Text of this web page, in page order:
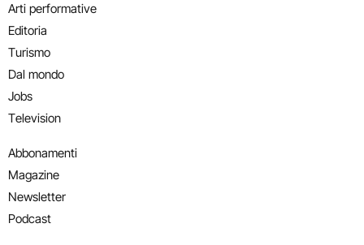
Arti performative
Editoria
Turismo
Dal mondo
Jobs
Television
Abbonamenti
Magazine
Newsletter
Podcast